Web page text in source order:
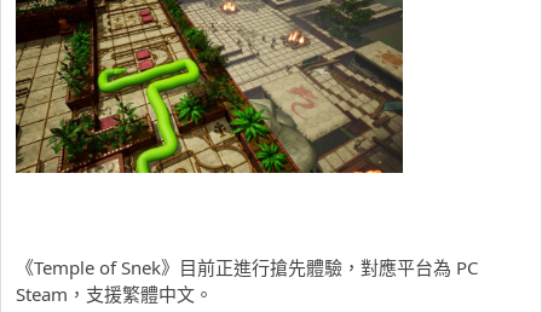
《Temple of Snek》目前正進行搶先體驗，對應平台為 PC
Steam，支援繁體中文。